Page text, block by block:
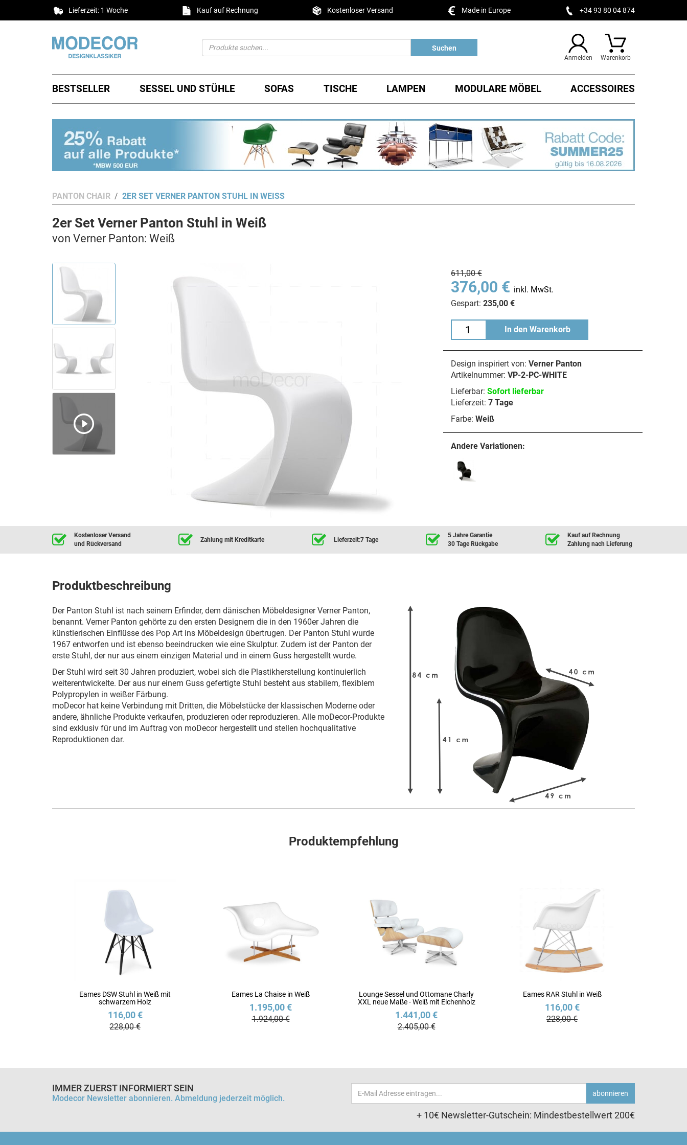
Lieferzeit: 1 Woche Kauf auf Rechnung Kostenloser Versand Made in Europe +34 93 80 04 874
Suchen
Anmelden Warenkorb
BESTSELLER SESSEL UND STÜHLE SOFAS TISCHE LAMPEN MODULARE MÖBEL ACCESSOIRES
PANTON CHAIR 2ER SET VERNER PANTON STUHL IN WEISS
2er Set Verner Panton Stuhl in Weiß
von Verner Panton: Weiß
611,00 €
376,00 € inkl. MwSt.
Gespart: 235,00 €
In den Warenkorb
Design inspiriert von: Verner Panton
Artikelnummer: VP-2-PC-WHITE
Lieferbar: Sofort lieferbar
Lieferzeit: 7 Tage
Farbe: Weiß
Andere Variationen:
Kostenloser Versand
und Rückversand
Zahlung mit Kreditkarte Lieferzeit:7 Tage
5 Jahre Garantie
30 Tage Rückgabe
Kauf auf Rechnung
Zahlung nach Lieferung
Produktbeschreibung
Der Panton Stuhl ist nach seinem Erfinder, dem dänischen Möbeldesigner Verner Panton,
benannt. Verner Panton gehörte zu den ersten Designern die in den 1960er Jahren die
künstlerischen Einflüsse des Pop Art ins Möbeldesign übertrugen. Der Panton Stuhl wurde
1967 entworfen und ist ebenso beeindrucken wie eine Skulptur. Zudem ist der Panton der
erste Stuhl, der nur aus einem einzigen Material und in einem Guss hergestellt wurde.
Der Stuhl wird seit 30 Jahren produziert, wobei sich die Plastikherstellung kontinuierlich
weiterentwickelte. Der aus nur einem Guss gefertigte Stuhl besteht aus stabilem, flexiblem
Polypropylen in weißer Färbung.
moDecor hat keine Verbindung mit Dritten, die Möbelstücke der klassischen Moderne oder
andere, ähnliche Produkte verkaufen, produzieren oder reproduzieren. Alle moDecor-Produkte
sind exklusiv für und im Auftrag von moDecor hergestellt und stellen hochqualitative
Reproduktionen dar.
Produktempfehlung
Eames DSW Stuhl in Weiß mit
schwarzem Holz
116,00 €
228,00 €
Eames La Chaise in Weiß
1.195,00 €
1.924,00 €
Lounge Sessel und Ottomane Charly
XXL neue Maße - Weiß mit Eichenholz
1.441,00 €
2.405,00 €
Eames RAR Stuhl in Weiß
116,00 €
228,00 €
IMMER ZUERST INFORMIERT SEIN
Modecor Newsletter abonnieren. Abmeldung jederzeit möglich.
Email-
Adresse
abonnieren
+ 10€ Newsletter-Gutschein: Mindestbestellwert 200€